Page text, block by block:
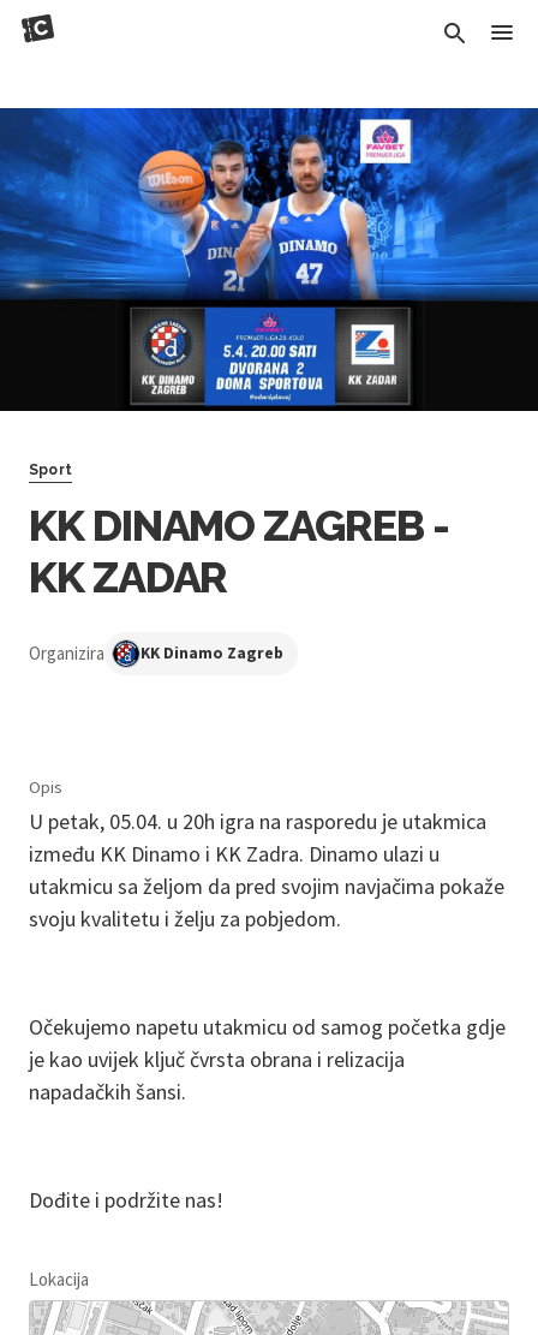
Sport
KK DINAMO ZAGREB -
KK ZADAR
Organizira KK Dinamo Zagreb
Opis
U petak, 05.04. u 20h igra na rasporedu je utakmica
između KK Dinamo i KK Zadra. Dinamo ulazi u
utakmicu sa željom da pred svojim navjačima pokaže
svoju kvalitetu i želju za pobjedom.
Očekujemo napetu utakmicu od samog početka gdje
je kao uvijek ključ čvrsta obrana i relizacija
napadačkih šansi.
Dođite i podržite nas!
Lokacija